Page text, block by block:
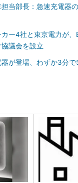
当部長：急速充電器
カー4社と東京電力が
議会を設立
器が登場、わずか3分